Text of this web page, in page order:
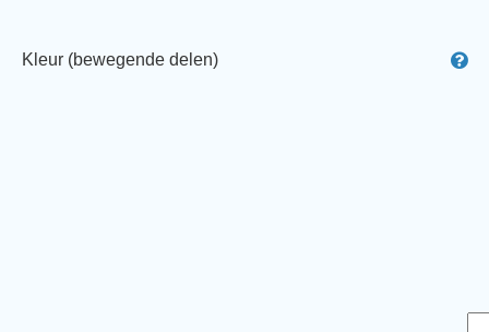
Kleur (bewegende delen)